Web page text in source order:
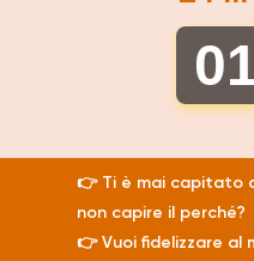
👉 Ti è mai capitato
non capire il perché?
👉 Vuoi fidelizzare al